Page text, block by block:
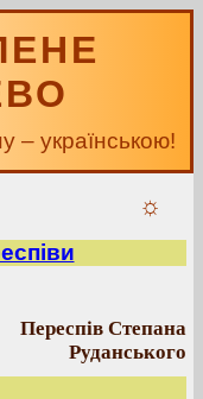
– українською!
☼
Переспів Степана
Руданського